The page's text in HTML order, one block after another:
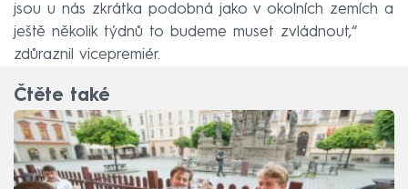
jsou u nás zkrátka podobná jako v okolních zemích a
ještě několik týdnů to budeme muset zvládnout,“
zdůraznil vicepremiér.
Čtěte také